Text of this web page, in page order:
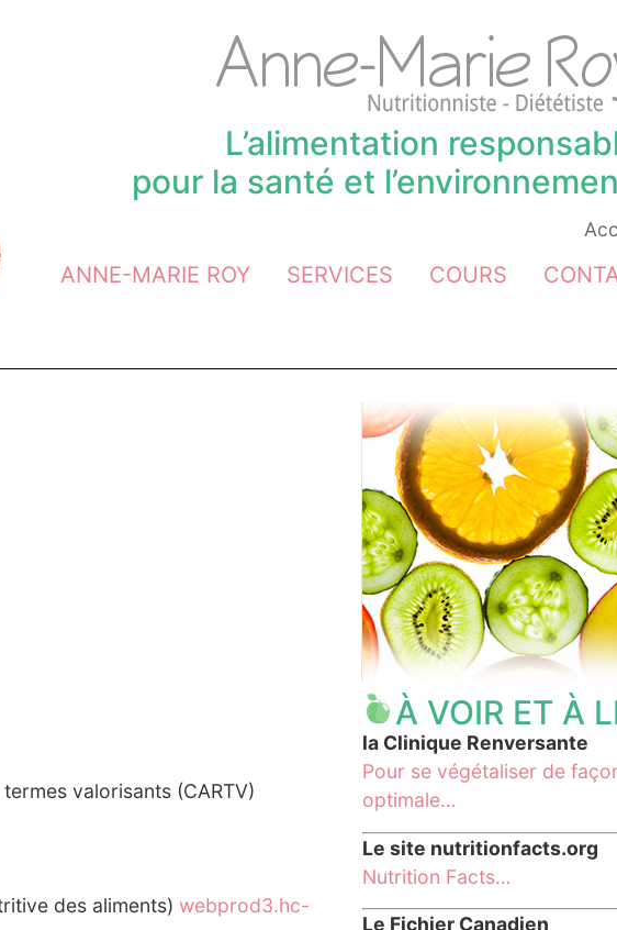
L’alimentation
pour la santé et
ANNE-MARIE ROY SERVICES COURS
valorisants (CARTV)
des aliments) webprod3.hc-
À VOIR ET À
la Clinique Renversante
Pour se végétaliser de
optimale…
Le site nutritionfacts.org
Nutrition Facts…
Le Fichier Canadien